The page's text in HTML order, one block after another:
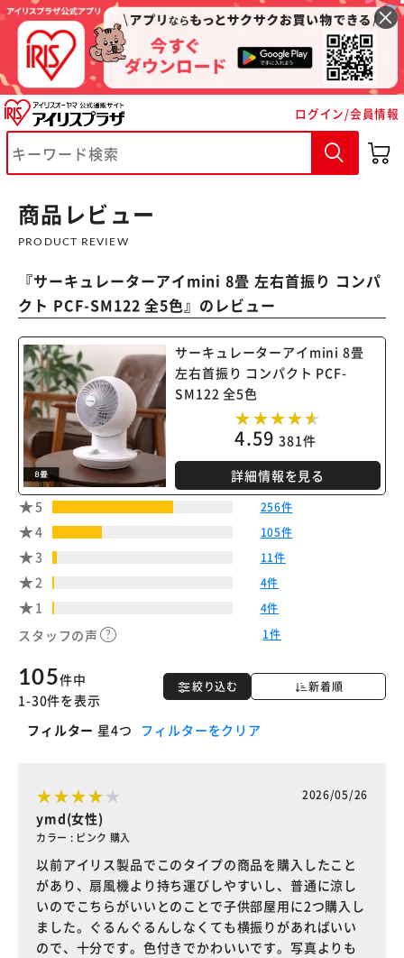
ログイン/会員情報
商品レビュー
PRODUCT REVIEW
『サーキュレーターアイmini 8畳 左右首振り コンパ
クト PCF-SM122 全5色』のレビュー
サーキュレーターアイmini 8畳
左右首振り コンパクト PCF-
SM122 全5色
4.59 381件
詳細情報を見る
5
256件
4 105件
3 11件
2 4件
1 4件
スタッフの声 1件
絞り込む 新着順
105件中
1-30件を表示
フィルター 星4つ フィルターをクリア
2026/05/26
ymd(女性)
カラー : ピンク 購入
以前アイリス製品でこのタイプの商品を購入したこと
があり、扇風機より持ち運びしやすいし、普通に涼し
いのでこちらがいいとのことで子供部屋用に2つ購入し
ました。ぐるんぐるんしなくても横振りがあればいい
ので、十分です。色付きでかわいいです。写真よりも
※ご確認ください
カートに入れる 購入手続きへ